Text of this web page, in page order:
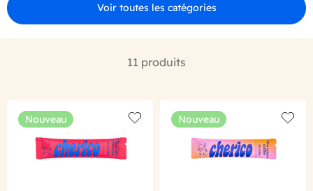
Voir toutes les catégories
11 produits
Nouveau
Add to wishlist
Nouveau